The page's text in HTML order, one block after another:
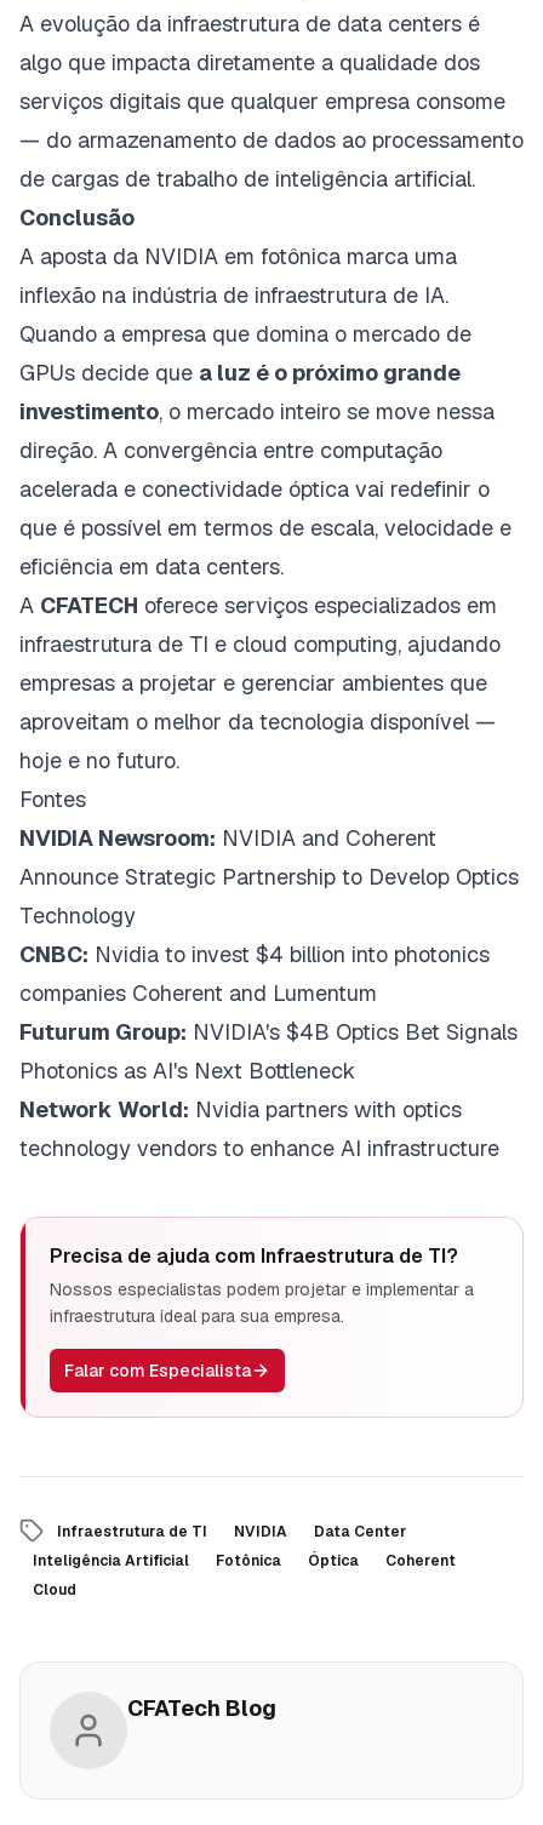
A evolução da infraestrutura de data centers é
algo que impacta diretamente a qualidade dos
serviços digitais que qualquer empresa consome
— do armazenamento de dados ao processamento
de cargas de trabalho de inteligência artificial.
Conclusão
A aposta da NVIDIA em fotônica marca uma
inflexão na indústria de infraestrutura de IA.
Quando a empresa que domina o mercado de
GPUs decide que a luz é o próximo grande
investimento, o mercado inteiro se move nessa
direção. A convergência entre computação
acelerada e conectividade óptica vai redefinir o
que é possível em termos de escala, velocidade e
eficiência em data centers.
A CFATECH oferece serviços especializados em
infraestrutura de TI e cloud computing, ajudando
empresas a projetar e gerenciar ambientes que
aproveitam o melhor da tecnologia disponível —
hoje e no futuro.
Fontes
NVIDIA Newsroom: NVIDIA and Coherent
Announce Strategic Partnership to Develop Optics
Technology
CNBC: Nvidia to invest $4 billion into photonics
companies Coherent and Lumentum
Futurum Group: NVIDIA's $4B Optics Bet Signals
Photonics as AI's Next Bottleneck
Network World: Nvidia partners with optics
technology vendors to enhance AI infrastructure
Precisa de ajuda com Infraestrutura de TI?
Nossos especialistas podem projetar e implementar a
infraestrutura ideal para sua empresa.
Falar com Especialista
Infraestrutura de TI NVIDIA
Data Center
Inteligência Artificial
Fotônica Óptica
Coherent
Cloud
CFATech Blog